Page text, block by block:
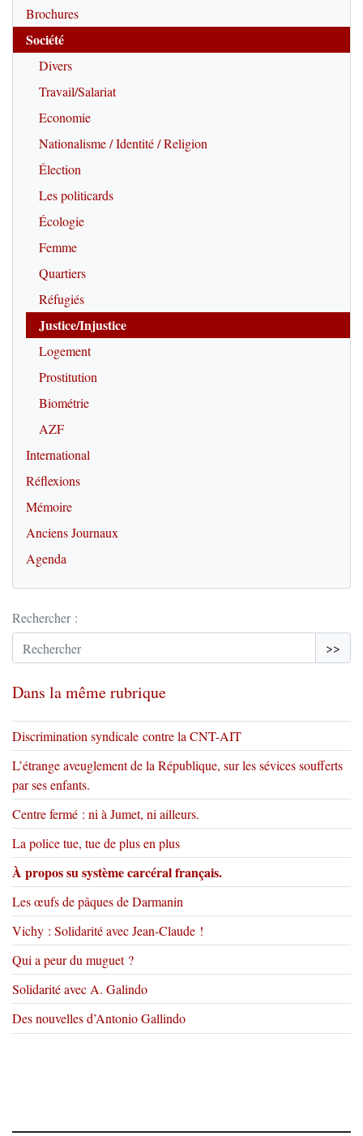
Brochures
Société
Divers
Travail/Salariat
Economie
Nationalisme / Identité / Religion
Élection
Les politicards
Écologie
Femme
Quartiers
Réfugiés
Justice/Injustice
Logement
Prostitution
Biométrie
AZF
International
Réflexions
Mémoire
Anciens Journaux
Agenda
Rechercher :
>>
Dans la même rubrique
Discrimination syndicale contre la CNT-AIT
L’étrange aveuglement de la République, sur les sévices soufferts
par ses enfants.
Centre fermé : ni à Jumet, ni ailleurs.
La police tue, tue de plus en plus
À propos su système carcéral français.
Les œufs de pâques de Darmanin
Vichy : Solidarité avec Jean-Claude !
Qui a peur du muguet ?
Solidarité avec A. Galindo
Des nouvelles d’Antonio Gallindo